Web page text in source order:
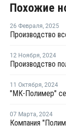
Похожие
26 Февраля, 2025
12 Ноября, 2024
11 Октября, 2024
07 Марта, 2024